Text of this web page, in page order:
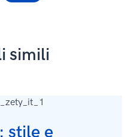
simili
stile e